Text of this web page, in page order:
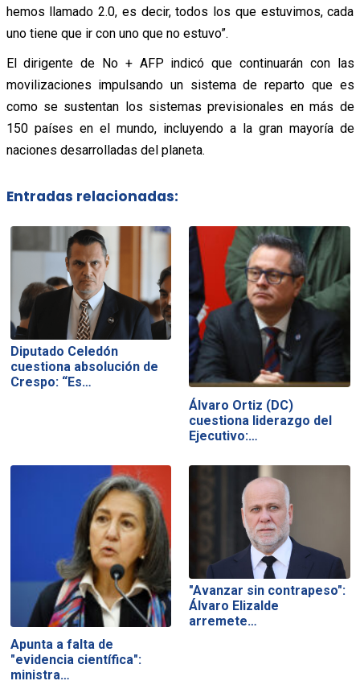
hemos llamado 2.0, es decir, todos los que estuvimos, cada
uno tiene que ir con uno que no estuvo”.
El dirigente de No + AFP indicó que continuarán con las
movilizaciones impulsando un sistema de reparto que es
como se sustentan los sistemas previsionales en más de
150 países en el mundo, incluyendo a la gran mayoría de
naciones desarrolladas del planeta.
Entradas relacionadas:
Diputado Celedón
cuestiona absolución de
Crespo: “Es…
Álvaro Ortiz (DC)
cuestiona liderazgo del
Ejecutivo:…
Apunta a falta de
"evidencia científica":
ministra…
"Avanzar sin contrapeso":
Álvaro Elizalde
arremete…